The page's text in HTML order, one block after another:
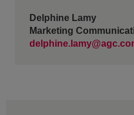
Delphine Lamy
Marketing